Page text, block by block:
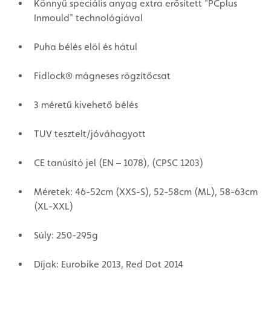
Könnyű speciális anyag extra erősített "PCplus
Inmould" technológiával
Puha bélés elöl és hátul
Fidlock® mágneses rögzítőcsat
3 méretű kivehető bélés
TUV tesztelt/jóváhagyott
CE tanúsító jel (EN – 1078), (CPSC 1203)
Méretek: 46-52cm (XXS-S), 52-58cm (ML), 58-63cm
(XL-XXL)
Súly: 250-295g
Díjak: Eurobike 2013, Red Dot 2014